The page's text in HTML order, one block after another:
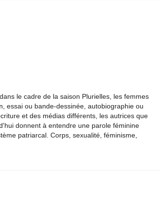
le cadre de la saison Plurielles, les femmes
essai ou bande-dessinée, autobiographie ou
et des médias différents, les autrices que
donnent à entendre une parole féminine
patriarcal. Corps, sexualité, féminisme,